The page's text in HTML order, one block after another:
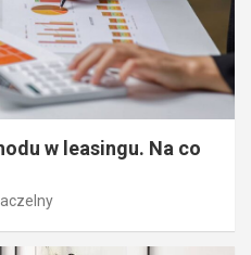
w leasingu. Na co